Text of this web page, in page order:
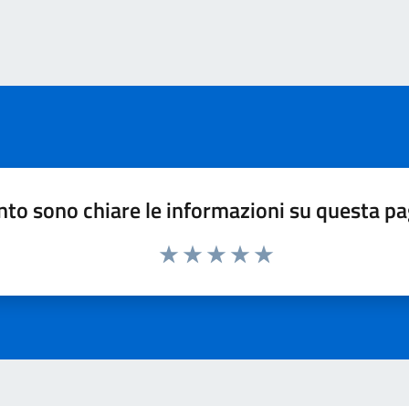
sono chiare le informazioni su questa